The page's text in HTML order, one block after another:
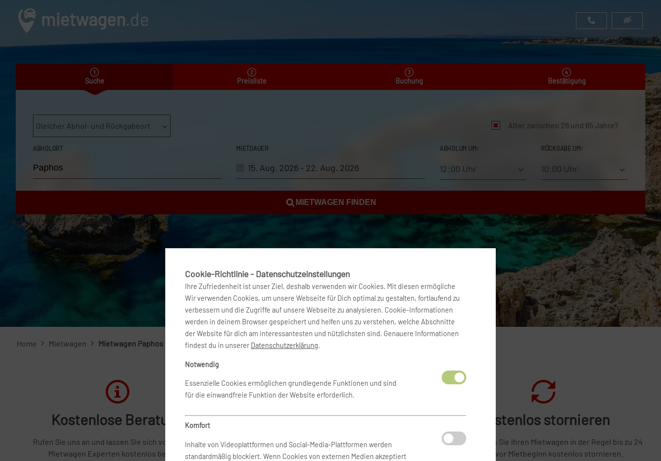
mietwagen.de
Suche Preisliste Buchung Bestätigung
Gleicher Abhol- und Rückgabeort Alter zwischen 26 und 65 Jahre?
ABHOLORT MIETDAUER ABHOLUM UM:
12:00 Uhr
RÜCKGABE UM:
10:00 Uhr
MIETWAGEN FINDEN
Home Mietwagen Mietwagen Paphos
Kostenlose Beratung
Rufen Sie uns an und lassen Sie sich von unseren
Mietwagen Experten kostenlos beraten.
Weltweit vertreten
Buchen Sie Ihren Mietwagen überall auf der Welt bei mehr
als 80.000 Standorten.
Kostenlos stornieren
Bei uns können Sie Ihren Mietwagen in der Regel bis zu 24
Stunden vor Mietbeginn kostenlos stornieren.
Cookie-Richtlinie - Datenschutzeinstellungen
Ihre Zufriedenheit ist unser Ziel, deshalb verwenden wir Cookies. Mit diesen ermögliche
Wir verwenden Cookies, um unsere Webseite für Dich optimal zu gestalten, fortlaufend zu
verbessern und die Zugriffe auf unsere Webseite zu analysieren. Cookie-Informationen
werden in deinem Browser gespeichert und helfen uns zu verstehen, welche Abschnitte
der Website für dich am interessantesten und nützlichsten sind. Genauere Informationen
findest du in unserer Datenschutzerklärung.
Notwendig
Essenzielle Cookies ermöglichen grundlegende Funktionen und sind
für die einwandfreie Funktion der Website erforderlich.
Komfort
Inhalte von Videoplattformen und Social-Media-Plattformen werden
standardmäßig blockiert. Wenn Cookies von externen Medien akzeptiert